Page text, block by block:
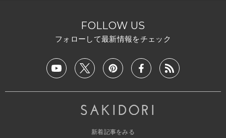
FOLLOW US
フォローして最新情報をチェック
新着記事をみる